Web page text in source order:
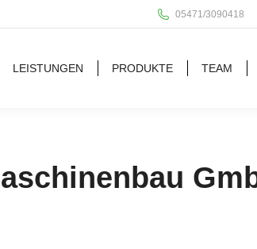
05471/3090418
LEISTUNGEN PRODUKTE TEAM